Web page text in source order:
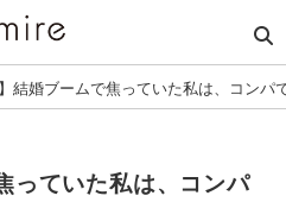
】結婚ブームで焦っていた私は、コン
っていた私は、コンパ